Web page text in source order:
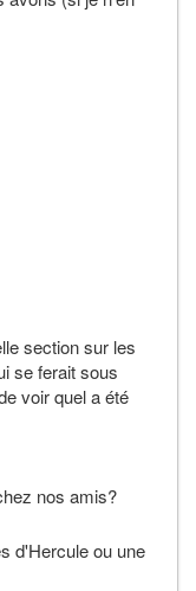
section sur les
se ferait sous
voir quel a été
nos amis?
d'Hercule ou une